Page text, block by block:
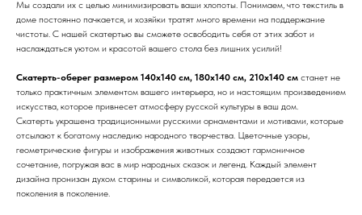
Мы создали их с целью минимизировать ваши хлопоты. Понимаем, что текстиль в
доме постоянно пачкается, и хозяйки тратят много времени на поддержание
чистоты. С нашей скатертью вы сможете освободить себя от этих забот и
наслаждаться уютом и красотой вашего стола без лишних усилий!
Скатерть-оберег размером 140х140 см, 180х140 см, 210х140 см станет не
только практичным элементом вашего интерьера, но и настоящим произведением
искусства, которое привнесет атмосферу русской культуры в ваш дом.
Скатерть украшена традиционными русскими орнаментами и мотивами, которые
отсылают к богатому наследию народного творчества. Цветочные узоры,
геометрические фигуры и изображения животных создают гармоничное
сочетание, погружая вас в мир народных сказок и легенд. Каждый элемент
дизайна пронизан духом старины и символикой, которая передается из
поколения в поколение.